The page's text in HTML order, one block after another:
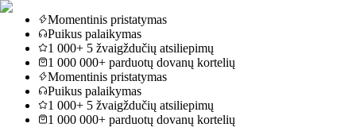
Momentinis pristatymas
Puikus palaikymas
1 000+ 5 žvaigždučių atsiliepimų
1 000 000+ parduotų dovanų kortelių
Momentinis pristatymas
Puikus palaikymas
1 000+ 5 žvaigždučių atsiliepimų
1 000 000+ parduotų dovanų kortelių